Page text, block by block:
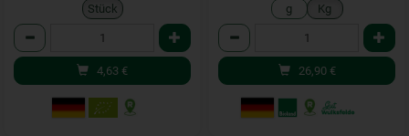
Stück
Anzahl
4,63 €
g Kg
Anzahl
26,90 €